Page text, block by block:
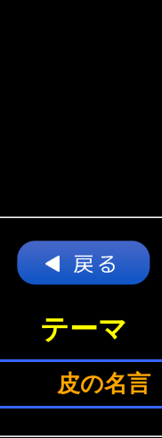
テーマ
皮の名言